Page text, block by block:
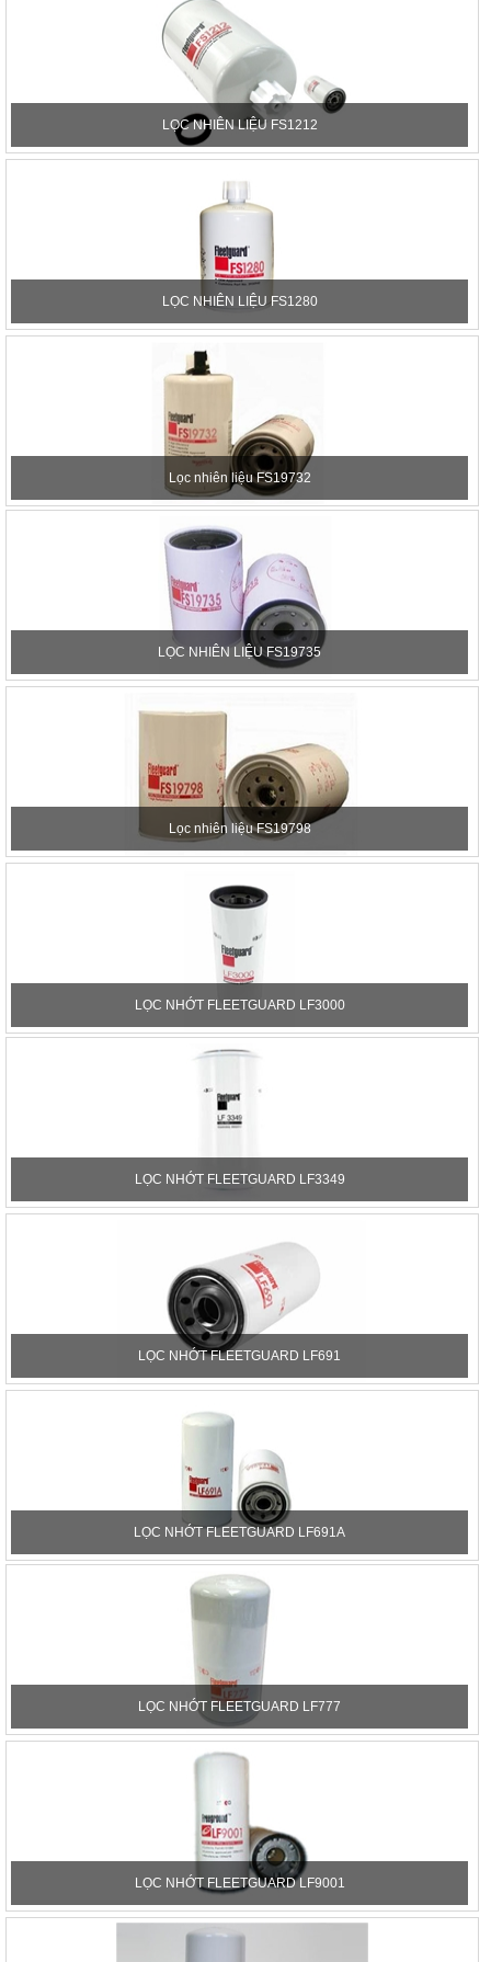
LỌC NHIÊN LIỆU FS1212
LỌC NHIÊN LIỆU FS1280
Lọc nhiên liệu FS19732
LỌC NHIÊN LIỆU FS19735
Lọc nhiên liệu FS19798
LỌC NHỚT FLEETGUARD LF3000
LỌC NHỚT FLEETGUARD LF3349
LỌC NHỚT FLEETGUARD LF691
LỌC NHỚT FLEETGUARD LF691A
LỌC NHỚT FLEETGUARD LF777
LỌC NHỚT FLEETGUARD LF9001